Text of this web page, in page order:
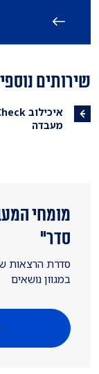
שירותים
מעבדה
מומחי
סדר"
סדרת הרצאות
במגוון נושאים